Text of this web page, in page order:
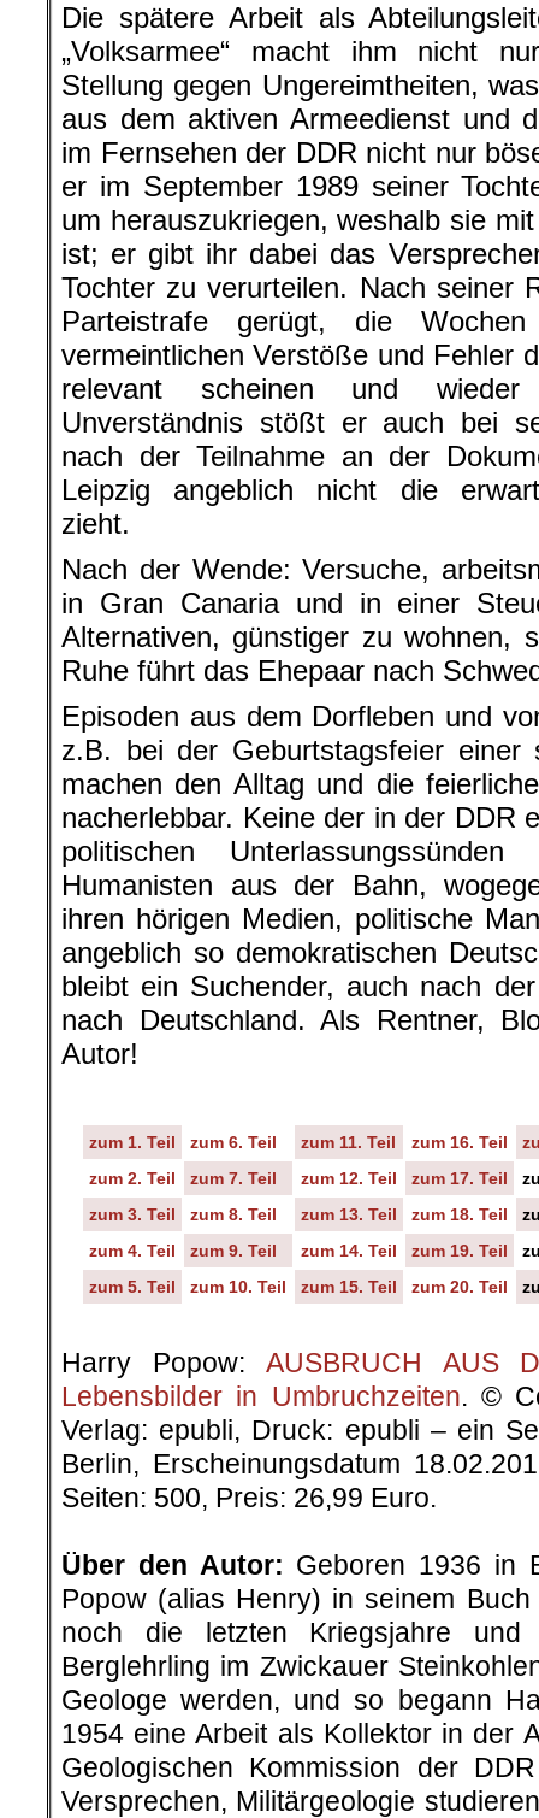
Die spätere Arbeit als
„Volksarmee“ macht ihm nicht
Stellung gegen Ungereimtheiten,
aus dem aktiven Armeedienst und
im Fernsehen der DDR nicht nur
er im September 1989 seiner
um herauszukriegen, weshalb sie
ist; er gibt ihr dabei das
Tochter zu verurteilen. Nach seiner
Parteistrafe gerügt, die
vermeintlichen Verstöße und Fehler
relevant scheinen und
Unverständnis stößt er auch bei
nach der Teilnahme an der
Leipzig angeblich nicht die
zieht.
Nach der Wende: Versuche,
in Gran Canaria und in einer
Alternativen, günstiger zu wohnen,
Ruhe führt das Ehepaar nach
Episoden aus dem Dorfleben und
z.B. bei der Geburtstagsfeier einer
machen den Alltag und die
nacherlebbar. Keine der in der DDR
politischen
Humanisten aus der Bahn,
ihren hörigen Medien, politische
angeblich so demokratischen
bleibt ein Suchender, auch nach
nach Deutschland. Als Rentner,
Autor!
zum 1. Teil zum 6. Teil zum 11. Teil zum 16. Teil
zum 2. Teil
zum 7. Teil zum 12. Teil zum 17. Teil
zum 3. Teil
zum 8. Teil zum 13. Teil zum 18. Teil
zum 4. Teil
zum 9. Teil zum 14. Teil zum 19. Teil
zum 5. Teil
zum 10. Teil zum 15. Teil zum 20. Teil
Harry Popow: AUSBRUCH AUS
Lebensbilder in Umbruchzeiten. ©
Verlag: epubli, Druck: epubli – ein
Berlin, Erscheinungsdatum
Seiten: 500, Preis: 26,99 Euro.
Über den Autor: Geboren 1936 in
Popow (alias Henry) in seinem Buch
noch die letzten Kriegsjahre
Berglehrling im Zwickauer
Geologe werden, und so begann
1954 eine Arbeit als Kollektor in der
Geologischen Kommission der
Versprechen, Militärgeologie